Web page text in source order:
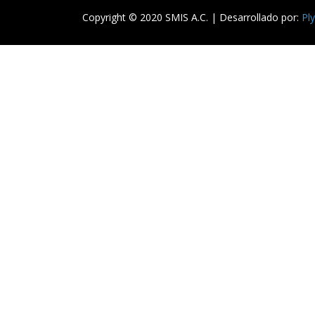
Copyright © 2020 SMIS A.C. | Desarrollado por: